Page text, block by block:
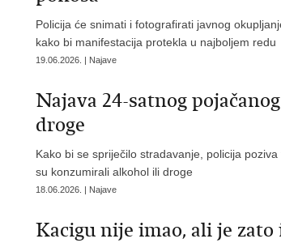
Policija će snimati i fotografirati javnog
kako bi manifestacija protekla u najboljem redu
19.06.2026. | Najave
Najava 24-satnog
droge
Kako bi se spriječilo stradavanje, policija
su konzumirali alkohol ili droge
18.06.2026. | Najave
Kacigu nije imao, ali je